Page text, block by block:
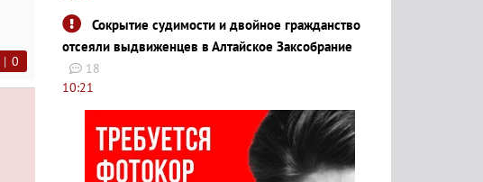
| 0
Сокрытие судимости и двойное гражданство
отсеяли выдвиженцев в Алтайское Заксобрание
18
10:21